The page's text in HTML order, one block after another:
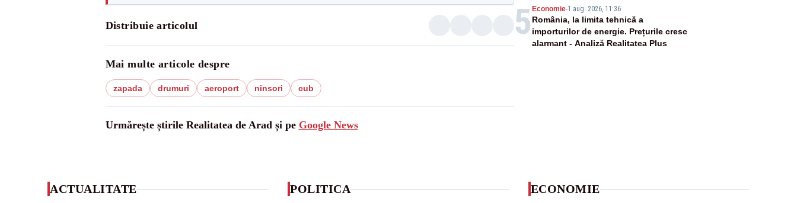
Distribuie articolul
Mai multe articole despre
zapada drumuri aeroport ninsori cub
Urmărește știrile Realitatea de Arad și pe Google News
5 Economie-1 aug. 2026, 11:36
România, la limita tehnică a
importurilor de energie. Prețurile cresc
alarmant - Analiză Realitatea Plus
ACTUALITATE POLITICA ECONOMIE